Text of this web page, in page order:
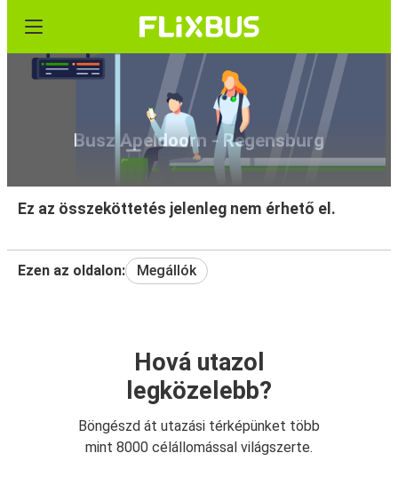
Busz Apeldoorn - Regensburg
Ez az összeköttetés jelenleg nem érhető el.
Ezen az oldalon: Megállók
Hová utazol
legközelebb?
Böngészd át utazási térképünket több
mint 8000 célállomással világszerte.